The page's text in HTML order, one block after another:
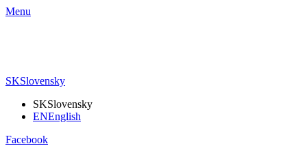
Menu
SKSlovensky
SKSlovensky
ENEnglish
Facebook